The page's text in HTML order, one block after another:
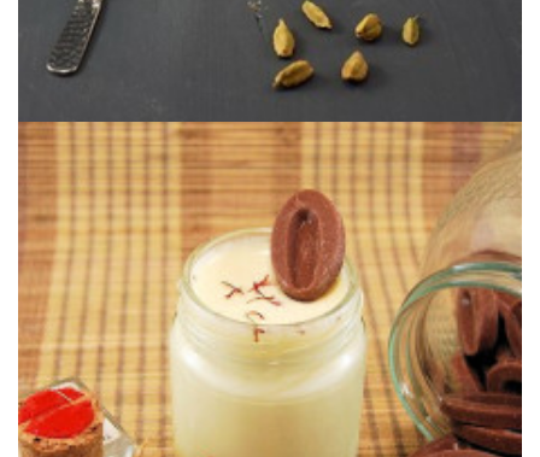
Un yogur elegante y sofisticado donde un sorprendente yogur de
azafrán se combina con un ganache de chocolate intenso.